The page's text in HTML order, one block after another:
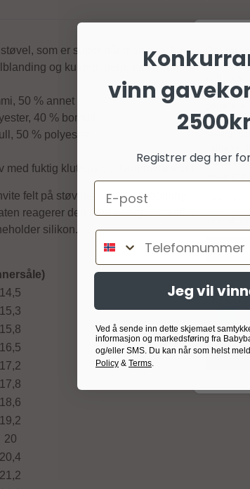
som er super når man skal bevege seg til
og kuldepsperre isolerer godt på kalde
50 % annet
40 % bomull
50 % polyester
med fuktig klut/spyles. Gummistøvler bør
felt på støvelen - kalles blooming - er dette
reagerer den med oksygen og vil oksidere -
silikon.
14,5
15,3
15,8
16,5
17,2
17,8
18,6
19,2
20
20,4
21,2
Om
Vi
lignende
(inkludert
frivillig.
valgene
eller
Googles
vinn
Registrer deg her
Email
Telefonnummer
Jeg vil
Ved å sende inn dette skjemaet
informasjon og markedsføring fra
og/eller SMS. Du kan når som helst
Policy & Terms.